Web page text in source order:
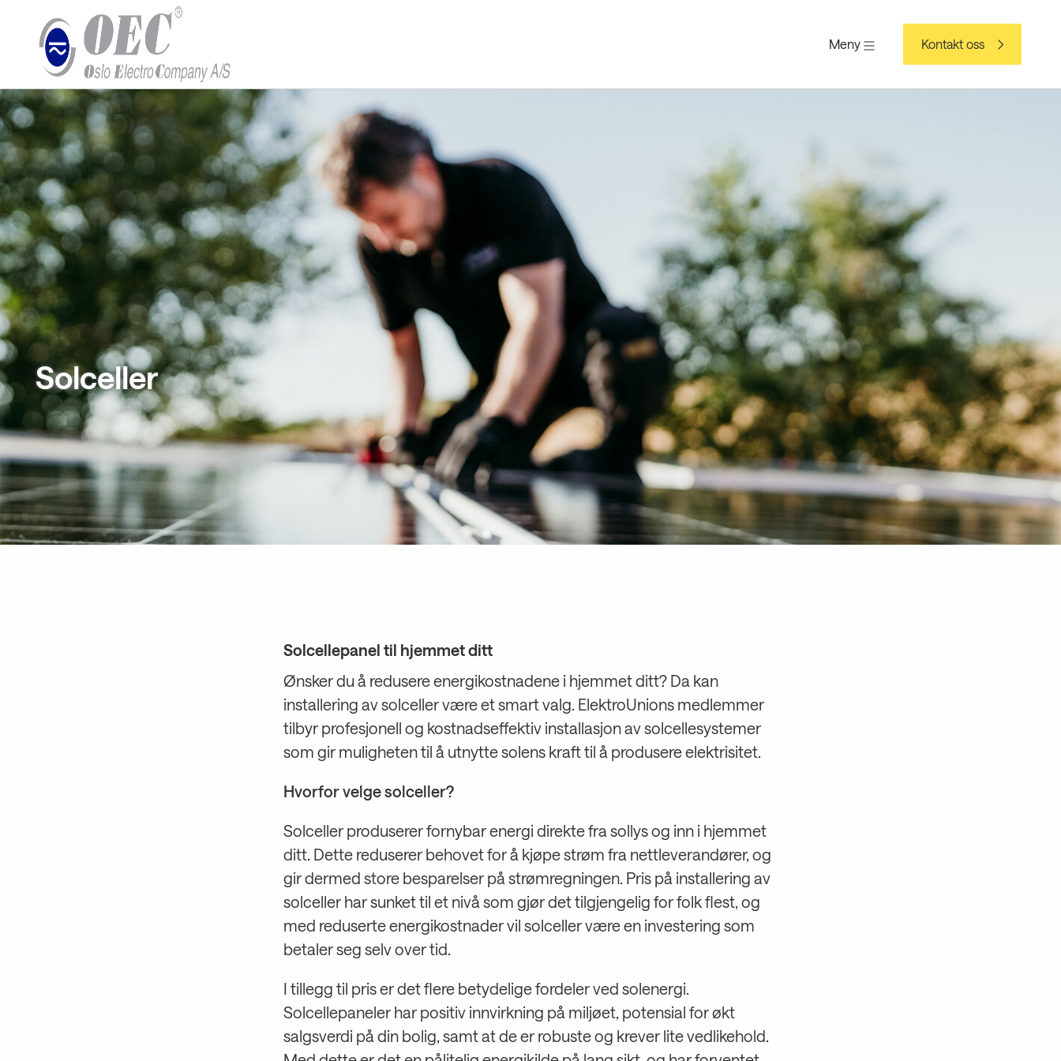
Gå
innholdet
Meny Kontakt oss
Solceller
Solcellepanel til hjemmet ditt
Ønsker du å redusere energikostnadene i hjemmet ditt? Da kan
installering av solceller være et smart valg. ElektroUnions medlemmer
tilbyr profesjonell og kostnadseffektiv installasjon av solcellesystemer
som gir muligheten til å utnytte solens kraft til å produsere elektrisitet.
Hvorfor velge solceller?
Solceller produserer fornybar energi direkte fra sollys og inn i hjemmet
ditt. Dette reduserer behovet for å kjøpe strøm fra nettleverandører, og
gir dermed store besparelser på strømregningen. Pris på installering av
solceller har sunket til et nivå som gjør det tilgjengelig for folk flest, og
med reduserte energikostnader vil solceller være en investering som
betaler seg selv over tid.
I tillegg til pris er det flere betydelige fordeler ved solenergi.
Solcellepaneler har positiv innvirkning på miljøet, potensial for økt
salgsverdi på din bolig, samt at de er robuste og krever lite vedlikehold.